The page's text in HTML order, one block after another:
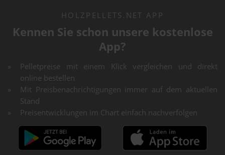
HOLZPELLETS.NET APP
Kennen Sie schon unsere kostenlose
App?
Pelletpreise mit einem Klick vergleichen und direkt
online bestellen
Mit Preisbenachrichtigungen immer auf dem aktuellen
Stand
Preisentwicklungen im Chart einfach nachverfolgen